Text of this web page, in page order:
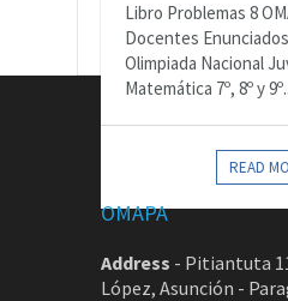
Libro Problemas 8
Docentes
Olimpiada Nacional
Matemática 7º, 8º y
READ
OMAPA
Address - Pitiantuta
López, Asunción -